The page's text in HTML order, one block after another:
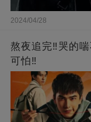
2024/04/28
熬夜追完‼️哭的
可怕‼️